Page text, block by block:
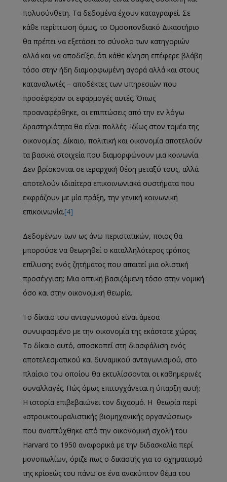
πολυσύνθετη. Τα δεδομένα έχουν καταγραφεί. Σε
κάθε περίπτωση όμως, το Ομοσπονδιακό Δικαστήριο
θα πρέπει να εξετάσει το σύνολο των κατηγοριών
αλλά και να αποδείξει ότι κάθε κίνηση επέφερε βλάβη
τόσο στην ήδη διαμορφωμένη αγορά αλλά και στους
καταναλωτές – αποδέκτες των υπηρεσιών που
προσέφεραν οι εφαρμογές αυτές. Όπως
προαναφέρθηκε, οι επιπτώσεις από την εν λόγω
δραστηριότητα θα είναι πολλές. Ιδίως στον τομέα της
οικονομίας. Δίκαιο, πολιτική και οικονομία αποτελούν
τα βασικά στοιχεία που διαμορφώνουν μια κοινωνία.
Δεν βρίσκονται σε ιεραρχική θέση μεταξύ τους, αλλά
αποτελούν ιδιαίτερα επικοινωνιακά συστήματα που
εκφράζουν με μία πράξη, την γενική κοινωνική
επικοινωνία.[4]
Δεδομένων των ως άνω περιστατικών, ποιος θα
μπορούσε να θεωρηθεί ο καταλληλότερος τρόπος
επίλυσης ενός ζητήματος που απαιτεί μια ολιστική
προσέγγιση; Μια οπτική βασιζόμενη τόσο στην νομική
όσο και στην οικονομική θεωρία.
Το δίκαιο του ανταγωνισμού είναι άμεσα
συνυφασμένο με την οικονομία της εκάστοτε χώρας.
Το δίκαιο αυτό, αποσκοπεί στη διασφάλιση ενός
αποτελεσματικού και δυναμικού ανταγωνισμού, στο
πλαίσιο του οποίου θα εκτυλίσσονται οι καθημερινές
συναλλαγές. Πώς όμως επιτυγχάνεται η ύπαρξη αυτή;
Η ιστορία επιβεβαιώνει τον διχασμό. Η θεωρία περί
«στρουκτουραλιστικής βιομηχανικής οργανώσεως»
που αναπτύχθηκε από την οικονομική σχολή του
Harvard το 1950 αναφορικά με την διδασκαλία περί
μονοπωλίων, όριζε πως ο δικαστής για το σχηματισμό
της κρίσεώς του πάνω σε ένα ανακύπτον θέμα του